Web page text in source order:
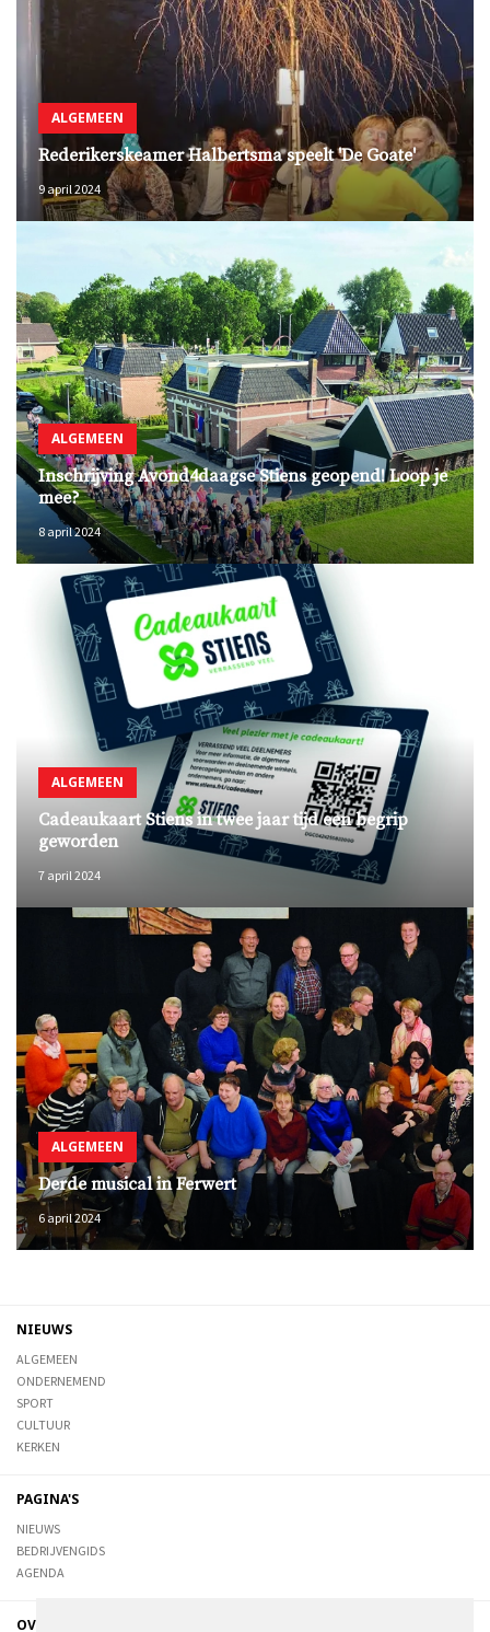
ALGEMEEN
Rederikerskeamer Halbertsma speelt 'De Goate'
9 april 2024
ALGEMEEN
Inschrijving Avond4daagse Stiens geopend! Loop je
mee?
8 april 2024
ALGEMEEN
Cadeaukaart Stiens in twee jaar tijd een begrip
geworden
7 april 2024
ALGEMEEN
Derde musical in Ferwert
6 april 2024
NIEUWS
ALGEMEEN
ONDERNEMEND
SPORT
CULTUUR
KERKEN
PAGINA'S
NIEUWS
BEDRIJVENGIDS
AGENDA
OVER DE STIENSER